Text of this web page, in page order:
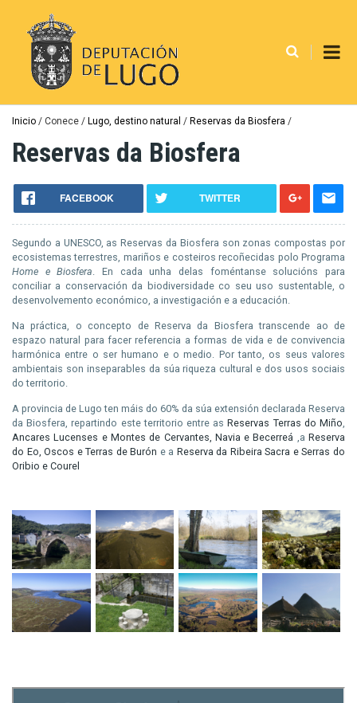
contido
principal
Miga
de
Inicio Conece Lugo, destino natural Reservas da Biosfera
Reservas da Biosfera
FACEBOOK TWITTER
Segundo a UNESCO, as Reservas da Biosfera son zonas compostas por
ecosistemas terrestres, mariños e costeiros recoñecidas polo Programa
Home eBiosfera. En cada unha delas foméntanse solucións para
conciliar a conservación da biodiversidade co seu uso sustentable, o
desenvolvemento económico, a investigación e a educación.
Na práctica, o concepto de Reserva da Biosfera transcende ao de
espazo natural para facer referencia a formas de vida e de convivencia
harmónica entre o ser humano e o medio. Por tanto, os seus valores
ambientais son inseparables da súa riqueza cultural e dos usos sociais
do territorio.
A provincia de Lugo ten máis do 60% da súa extensión declarada Reserva
da Biosfera, repartindo este territorio entre asReservas Terras do Miño,
Ancares Lucenses e Montes de Cervantes, Navia e Becerreá ,aReserva
do Eo, Oscos e Terras deBurón e a Reserva da Ribeira Sacra e Serras do
Oribio e Courel